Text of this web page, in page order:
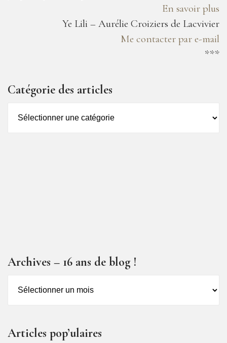
En savoir plus
Ye Lili – Aurélie Croiziers de Lacvivier
Me contacter par e-mail
***
Catégorie des articles
des
Archives – 16 ans de blog !
de
Articles pop’ulaires